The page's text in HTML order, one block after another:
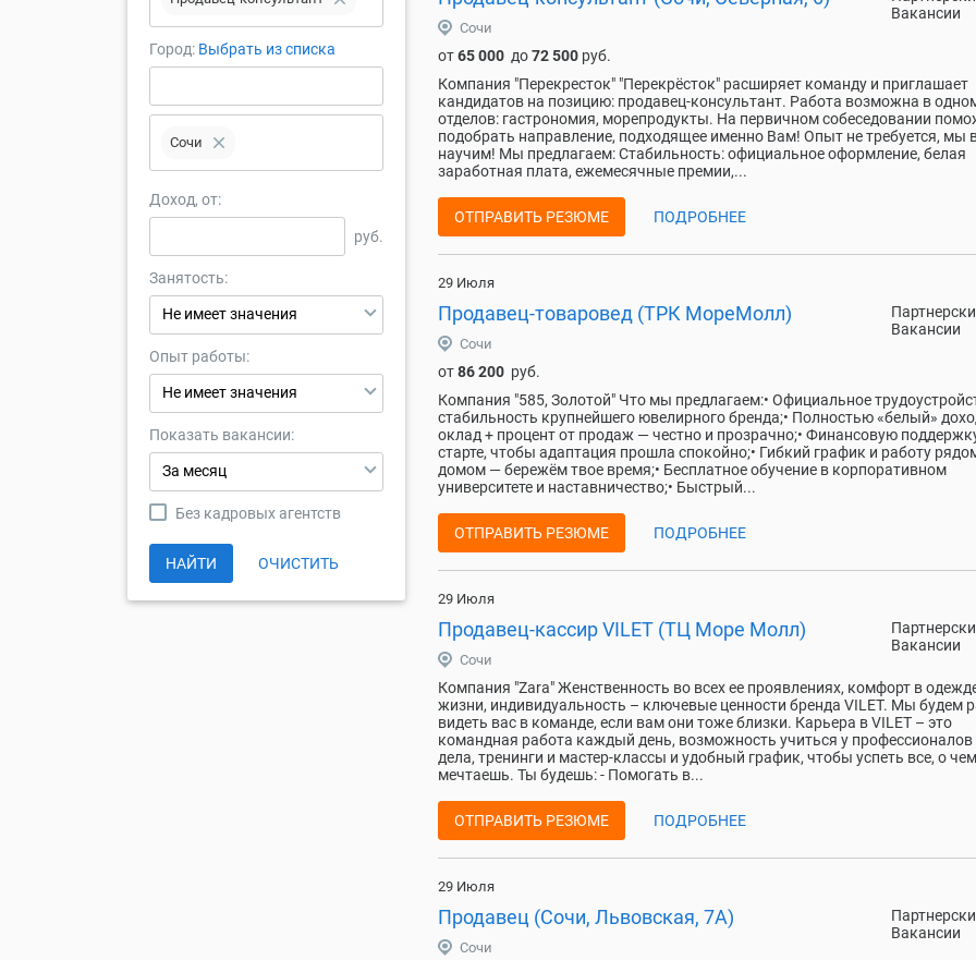
Вакансии
Сочи
от65 000 до72 500 руб.
Компания "Перекресток" "Перекрёсток" расширяет команду и приглашает
кандидатов на позицию: продавец-консультант. Работа возможна в
отделов: гастрономия, морепродукты. На первичном собеседовании
подобрать направление, подходящее именно Вам! Опыт не требуется, мы
научим! Мы предлагаем: Стабильность: официальное оформление, белая
заработная плата, ежемесячные премии,...
ОТПРАВИТЬ РЕЗЮМЕ ПОДРОБНЕЕ
29 Июля
Вакансии
Продавец-товаровед (ТРК МореМолл)
Сочи
от86 200 руб.
Компания "585, Золотой" Что мы предлагаем:• Официальное
стабильность крупнейшего ювелирного бренда;• Полностью «белый»
оклад + процент от продаж — честно и прозрачно;• Финансовую
старте, чтобы адаптация прошла спокойно;• Гибкий график и работу
домом — бережём твое время;• Бесплатное обучение в корпоративном
университете и наставничество;• Быстрый...
ОТПРАВИТЬ РЕЗЮМЕ ПОДРОБНЕЕ
29 Июля
Вакансии
Продавец-кассир VILET (ТЦ Море Молл)
Сочи
Компания "Zara" Женственность во всех ее проявлениях, комфорт в
жизни, индивидуальность – ключевые ценности бренда VILET. Мы будем
видеть вас в команде, если вам они тоже близки. Карьера в VILET – это
командная работа каждый день, возможность учиться у профессионалов
дела, тренинги и мастер-классы и удобный график, чтобы успеть все, о чем
мечтаешь. Ты будешь: - Помогать в...
ОТПРАВИТЬ РЕЗЮМЕ ПОДРОБНЕЕ
29 Июля
Вакансии
Продавец (Сочи, Львовская, 7А)
Сочи
Город: Выбрать из списка
Сочи close
Доход, от:
руб.
Занятость:
Не имеет значения
Опыт работы:
Не имеет значения
Показать вакансии:
За месяц
Без кадровых агентств
НАЙТИ ОЧИСТИТЬ